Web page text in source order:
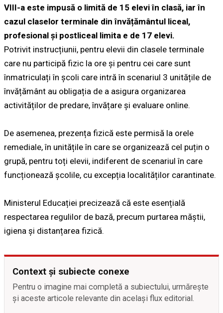
VIII-a este impusă o limită de 15 elevi în clasă, iar în
cazul claselor terminale din învățământul liceal,
profesional și postliceal limita e de 17 elevi.
Potrivit instrucțiunii, pentru elevii din clasele terminale
care nu participă fizic la ore și pentru cei care sunt
înmatriculați în școli care intră în scenariul 3 unitățile de
învățământ au obligația de a asigura organizarea
activităților de predare, învățare și evaluare online.
De asemenea, prezența fizică este permisă la orele
remediale, în unitățile în care se organizează cel puțin o
grupă, pentru toți elevii, indiferent de scenariul în care
funcționează școlile, cu excepția localităților carantinate.
Ministerul Educației precizează că este esențială
respectarea regulilor de bază, precum purtarea măștii,
igiena și distanțarea fizică.
Context și subiecte conexe
Pentru o imagine mai completă a subiectului, urmărește
și aceste articole relevante din același flux editorial.